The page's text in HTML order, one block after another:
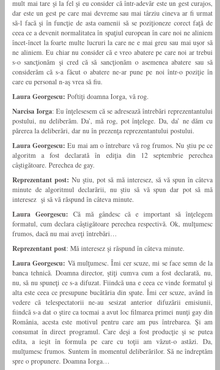
mult mai tare şi la fel şi eu consider că într-adevăr este un gest curajos,
dar este un gest pe care mai devreme sau mai târziu cineva ar fi urmat
să-l facă şi în funcţie de asta oamenii să se poziţioneze corect faţă de
ceea ce a devenit normalitatea în spaţiul european în care noi ne aliniem
încet-încet la foarte multe lucruri la care ne e mai greu sau mai uşor să
ne aliniem. Eu chiar nu consider că e vreo abatere pe care noi ar trebui
s-o sancţionăm şi cred că să sancţionăm o asemenea abatere sau să
considerăm că s-a făcut o abatere ne-ar pune pe noi într-o poziţie în
care eu personal n-aş vrea să fiu.
Laura Georgescu: Poftiţi doamna Iorga, vă rog.
Narcisa Iorga: Eu înţelesesem că se adresează întrebări reprezentantului
postului, nu deliberăm. Da’, mă rog, pot înţelege. Da, da’ ne dăm cu
părerea la deliberări, dar nu în prezenţa reprezentantului postului.
Laura Georgescu: Eu mai am o întrebare vă rog frumos. Nu ştiu pe ce
algoritm a fost declarată în ediţia din 12 septembrie perechea
câştigătoare. Perechea de gay.
Reprezentant post:Nu ştiu, pot să mă interesez, să vă spun în câteva
minute de algoritmul declarării, nu ştiu să vă spun dar pot să mă
interesez şi să vă răspund în câteva minute.
Laura Georgescu: Că mă gândesc că e important să înţelegem
formatul, cum declara câştigătoare perechea respectivă. Ok, mulţumesc
frumos, dacă nu mai aveţi întrebări…
Reprezentant post: Mă interesez şi răspund în câteva minute.
Laura Georgescu: Vă mulţumesc. Îmi cer scuze, mi se face semn de la
banca tehnică. Doamna director, ştiţi cumva cum a fost declarată, nu,
nu, să nu spuneţi ce s-a difuzat. Fiindcă una e ceea ce vinde formatul şi
alta este ceea ce presupune bucătăria din spate. Îmi cer scuze, având în
vedere că telespectatorii ne-au sesizat anterior difuzării emisiunii,
fiindcă s-a dat o ştire ca tocmai a avut loc filmarea primei nunţi gay din
România, acesta este motivul pentru care am pus întrebarea. Şi am
consumat în direct programul. Care deşi a fost producţie şi se putea
edita, a ieşit în formula pe care cu toţii am văzut-o astăzi. Da,
mulţumesc frumos. Suntem în momentul deliberărilor. Să ne îndreptăm
spre o propunere. Doamna Iorga…